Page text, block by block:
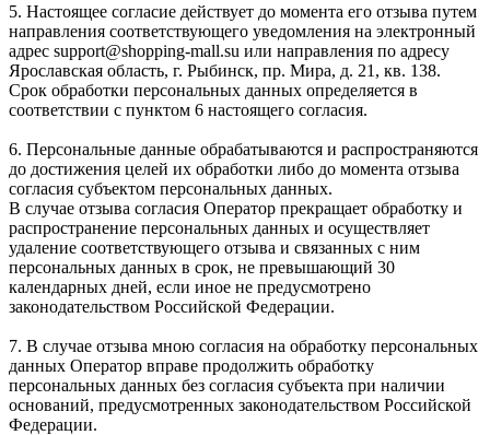
5. Настоящее согласие действует до момента его отзыва путем
направления соответствующего уведомления на электронный
адрес support@shopping-mall.su или направления по адресу
Ярославская область, г. Рыбинск, пр. Мира, д. 21, кв. 138.
Срок обработки персональных данных определяется в
соответствии с пунктом 6 настоящего согласия.
6. Персональные данные обрабатываются и распространяются
до достижения целей их обработки либо до момента отзыва
согласия субъектом персональных данных.
В случае отзыва согласия Оператор прекращает обработку и
распространение персональных данных и осуществляет
удаление соответствующего отзыва и связанных с ним
персональных данных в срок, не превышающий 30
календарных дней, если иное не предусмотрено
законодательством Российской Федерации.
7. В случае отзыва мною согласия на обработку персональных
данных Оператор вправе продолжить обработку
персональных данных без согласия субъекта при наличии
оснований, предусмотренных законодательством Российской
Федерации.